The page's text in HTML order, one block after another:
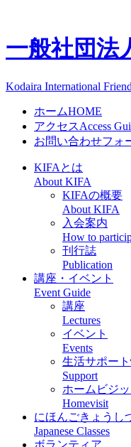
一般社団法
Kodaira International
ホームHOME
アクセスAccess
お問い合わせフォ
KIFAとは
About KIFA
KIFAの概要
About KIFA
入会案内
How to
刊行誌
Publication
講座・イベント
Event Guide
講座
Lectures
イベント
Events
生活サポー
Support
ホームビジッ
Homevisit
にほんごきょうし
Japanese Classes
ボランティア